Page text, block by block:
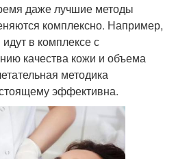
даже лучшие методы
комплексно. Например,
в комплексе с
качества кожи и объема
методика
эффективна.